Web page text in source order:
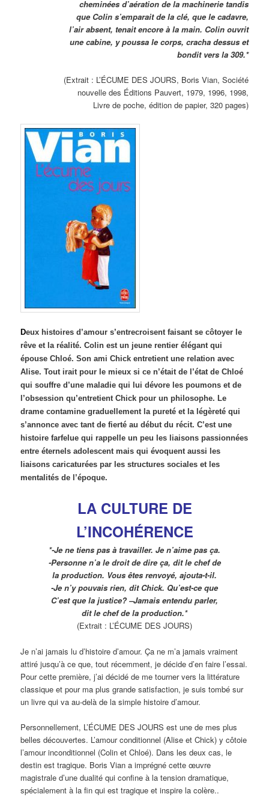
cheminées d’aération de la machinerie tandis
que Colin s’emparait de la clé, que le cadavre,
l’air absent, tenait encore à la main. Colin ouvrit
une cabine, y poussa le corps, cracha dessus et
bondit vers la 309.*
(Extrait : L’ÉCUME DES JOURS, Boris Vian, Société
nouvelle des Éditions Pauvert, 1979, 1996, 1998,
Livre de poche, édition de papier, 320 pages)
Deux histoires d’amour s’entrecroisent faisant se côtoyer le
rêve et la réalité. Colin est un jeune rentier élégant qui
épouse Chloé. Son ami Chick entretient une relation avec
Alise. Tout irait pour le mieux si ce n’était de l’état de Chloé
qui souffre d’une maladie qui lui dévore les poumons et de
l’obsession qu’entretient Chick pour un philosophe. Le
drame contamine graduellement la pureté et la légèreté qui
s’annonce avec tant de fierté au début du récit. C’est une
histoire farfelue qui rappelle un peu les liaisons passionnées
entre éternels adolescent mais qui évoquent aussi les
liaisons caricaturées par les structures sociales et les
mentalités de l’époque.
LA CULTURE DE
L’INCOHÉRENCE
*-Je ne tiens pas à travailler. Je n’aime pas ça.
-Personne n’a le droit de dire ça, dit le chef de
la production. Vous êtes renvoyé, ajouta-t-il.
-Je n’y pouvais rien, dit Chick. Qu’est-ce que
C’est que la justice? –Jamais entendu parler,
dit le chef de la production.*
(Extrait : L’ÉCUME DES JOURS)
Je n’ai jamais lu d’histoire d’amour. Ça ne m’a jamais vraiment
attiré jusqu’à ce que, tout récemment, je décide d’en faire l’essai.
Pour cette première, j’ai décidé de me tourner vers la littérature
classique et pour ma plus grande satisfaction, je suis tombé sur
un livre qui va au-delà de la simple histoire d’amour.
Personnellement, L’ÉCUME DES JOURS est une de mes plus
belles découvertes. L’amour conditionnel (Alise et Chick) y côtoie
l’amour inconditionnel (Colin et Chloé). Dans les deux cas, le
destin est tragique. Boris Vian a imprégné cette œuvre
magistrale d’une dualité qui confine à la tension dramatique,
spécialement à la fin qui est tragique et inspire la colère..